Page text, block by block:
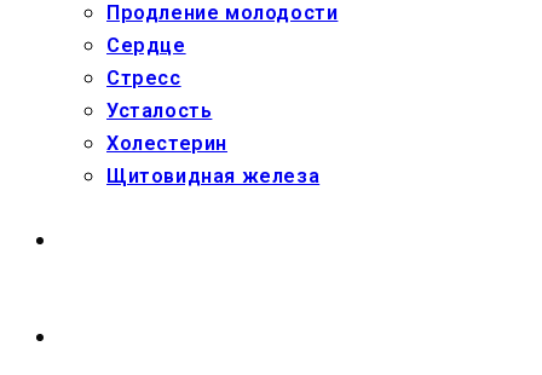
Продление молодости
Сердце
Стресс
Усталость
Холестерин
Щитовидная железа